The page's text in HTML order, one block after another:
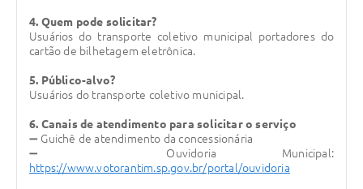
4. Quem pode solicitar?
Usuários do transporte coletivo municipal portadores do
cartão de bilhetagem eletrônica.
5. Público-alvo?
Usuários do transporte coletivo municipal.
6. Canais de atendimento para solicitar o serviço
➖ Guichê de atendimento da concessionária
➖ Ouvidoria Municipal:
https://www.votorantim.sp.gov.br/portal/ouvidoria